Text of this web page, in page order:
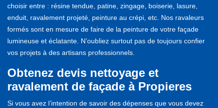
choisir entre : résine tendue, patine, zingage, boiserie, lasure,
enduit, ravalement projeté, peinture au crépi, etc. Nos ravaleurs
formés sont en mesure de faire de la peinture de votre façade
lumineuse et éclatante. N’oubliez surtout pas de toujours confier
vos projets à des artisans professionnels.
Obtenez devis nettoyage et
ravalement de façade à Propieres
Si vous avez l’intention de savoir des dépenses que vous devez